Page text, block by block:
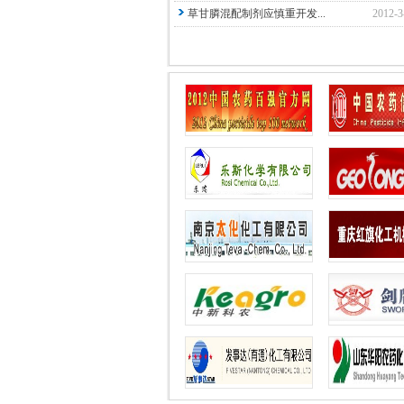
草甘膦混配制剂应慎重开发... 2012-